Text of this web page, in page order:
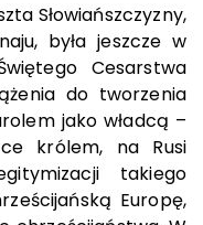
Słowiańszczyzny,
była jeszcze w
Cesarstwa
do tworzenia
jako władcą –
królem, na Rusi
takiego
Europę,